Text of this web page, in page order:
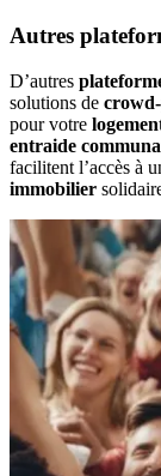
Autres
D’autres
solutions de
pour votre
entraide
facilitent l’accès à
immobilier